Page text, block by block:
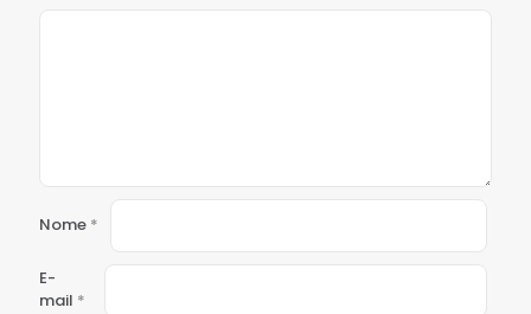
Nome *
E-
mail *